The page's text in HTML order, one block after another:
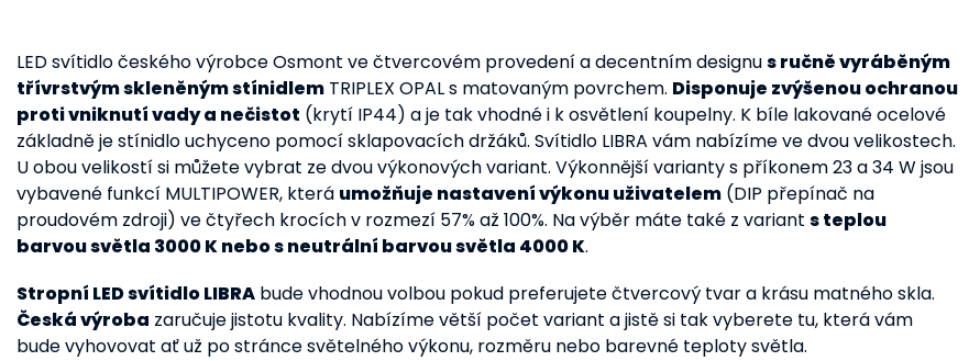
LED svítidlo českého výrobce Osmont ve čtvercovém provedení a decentním designus ručně vyráběným
třívrstvým skleněným stínidlem TRIPLEX OPAL s matovaným povrchem. Disponuje zvýšenou ochranou
proti vniknutí vady a nečistot (krytí IP44) a je tak vhodné i k osvětlení koupelny. K bíle lakované ocelové
základně je stínidlo uchyceno pomocí sklapovacích držáků. Svítidlo LIBRA vám nabízíme ve dvou velikostech.
U obou velikostí si můžete vybrat ze dvou výkonových variant. Výkonnější varianty s příkonem 23 a 34 W jsou
vybavené funkcí MULTIPOWER, která umožňuje nastavení výkonu uživatelem (DIP přepínač na
proudovém zdroji) ve čtyřech krocích v rozmezí 57% až 100%. Na výběr máte také z variant s teplou
barvou světla 3000 K nebo s neutrální barvou světla 4000 K.
Stropní LED svítidlo LIBRA bude vhodnou volbou pokud preferujete čtvercový tvar a krásu matného skla.
Česká výroba zaručuje jistotu kvality. Nabízíme větší počet variant a jistě si tak vyberete tu, která vám
bude vyhovovat ať už po stránce světelného výkonu, rozměru nebo barevné teploty světla.